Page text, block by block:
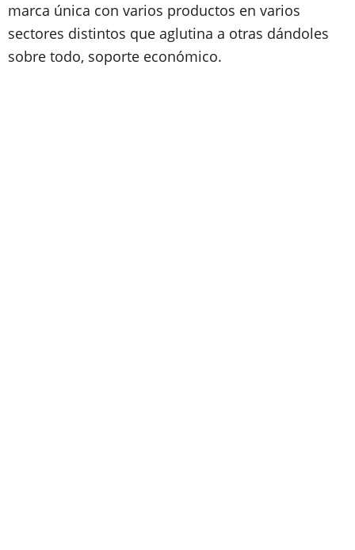
marca única con varios productos en varios
sectores distintos que aglutina a otras dándoles
sobre todo, soporte económico.